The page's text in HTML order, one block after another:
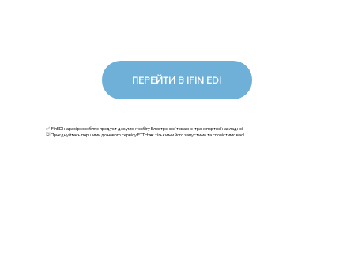
ПЕРЕЙТИ В IFIN EDI
✅ iFinEDI наразі розробляє продукт документообігу Електронної товарно-транспортної накладної.
💡Приєднуйтесь першими до нового сервісу ЕТТН: як тільки ми його запустимо та сповістимо вас!